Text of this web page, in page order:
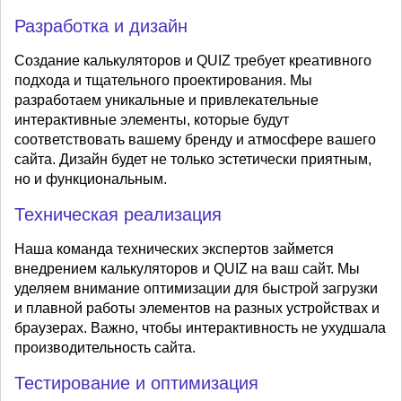
Разработка и дизайн
Создание калькуляторов и QUIZ требует креативного
подхода и тщательного проектирования. Мы
разработаем уникальные и привлекательные
интерактивные элементы, которые будут
соответствовать вашему бренду и атмосфере вашего
сайта. Дизайн будет не только эстетически приятным,
но и функциональным.
Техническая реализация
Наша команда технических экспертов займется
внедрением калькуляторов и QUIZ на ваш сайт. Мы
уделяем внимание оптимизации для быстрой загрузки
и плавной работы элементов на разных устройствах и
браузерах. Важно, чтобы интерактивность не ухудшала
производительность сайта.
Тестирование и оптимизация